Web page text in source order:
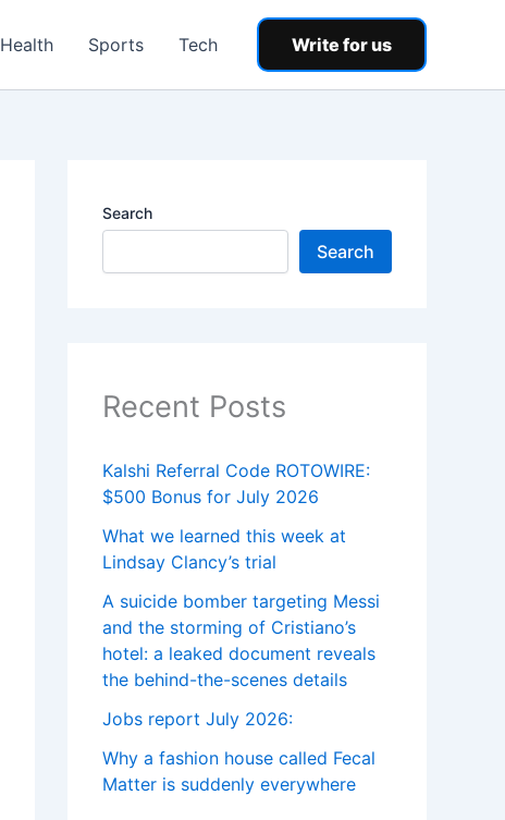
Health Sports Tech Write for us
Search
Search
Recent Posts
Kalshi Referral Code ROTOWIRE:
$500 Bonus for July 2026
What we learned this week at
Lindsay Clancy’s trial
A suicide bomber targeting Messi
and the storming of Cristiano’s
hotel: a leaked document reveals
the behind-the-scenes details
Jobs report July 2026:
Why a fashion house called Fecal
Matter is suddenly everywhere